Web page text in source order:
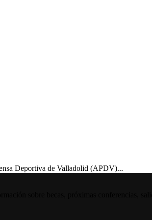
Deportiva de Valladolid (APDV)...